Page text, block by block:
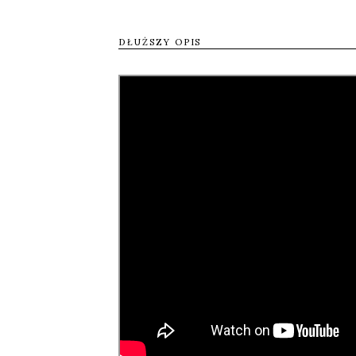
Dziś obydwie ze łzami w oczach,
DŁUŻSZY OPIS